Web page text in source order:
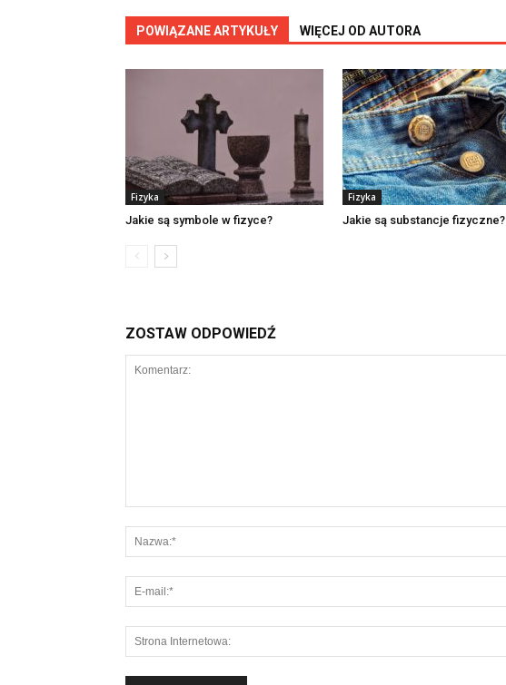
POWIĄZANE ARTYKUŁY WIĘCEJ OD AUTORA
Fizyka
Jakie są symbole w fizyce?
Fizyka
Jakie są substancje fizyczne?
ZOSTAW ODPOWIEDŹ